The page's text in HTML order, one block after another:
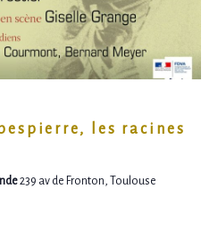
I
G
A
T
O
S
É
les racines
239 av de Fronton, Toulouse